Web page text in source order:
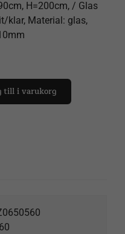
H=200cm, / Glas
klar, Material: glas,
till i varukorg